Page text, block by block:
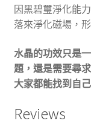
因黑碧璽淨化能
落來淨化磁場，
水晶的功效只是
題，還是需要尋
大家都能找到自
Reviews